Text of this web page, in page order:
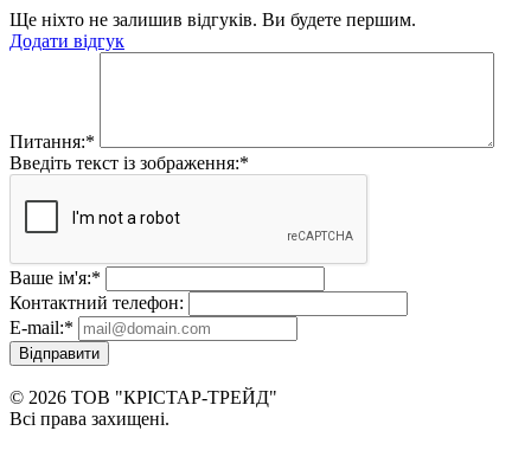
Ще ніхто не залишив відгуків. Ви будете першим.
Додати відгук
Питання:*
Введіть текст із зображення:*
Ваше ім'я:*
Контактний телефон:
E-mail:*
Відправити
© 2026 ТОВ "КРІСТАР-ТРЕЙД"
Всі права захищені.